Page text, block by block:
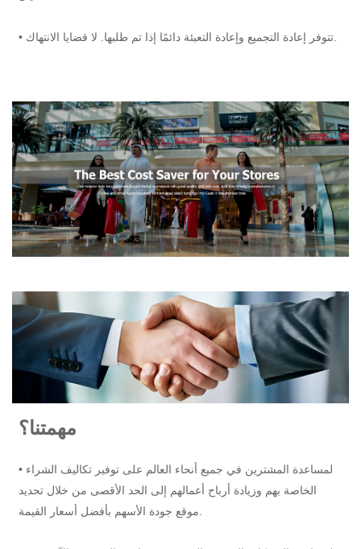
مهمتنا؟
• لمساعدة المشترين في جميع أنحاء العالم على توفير تكاليف الشراء
الخاصة بهم وزيادة أرباح أعمالهم إلى الحد الأقصى من خلال تحديد